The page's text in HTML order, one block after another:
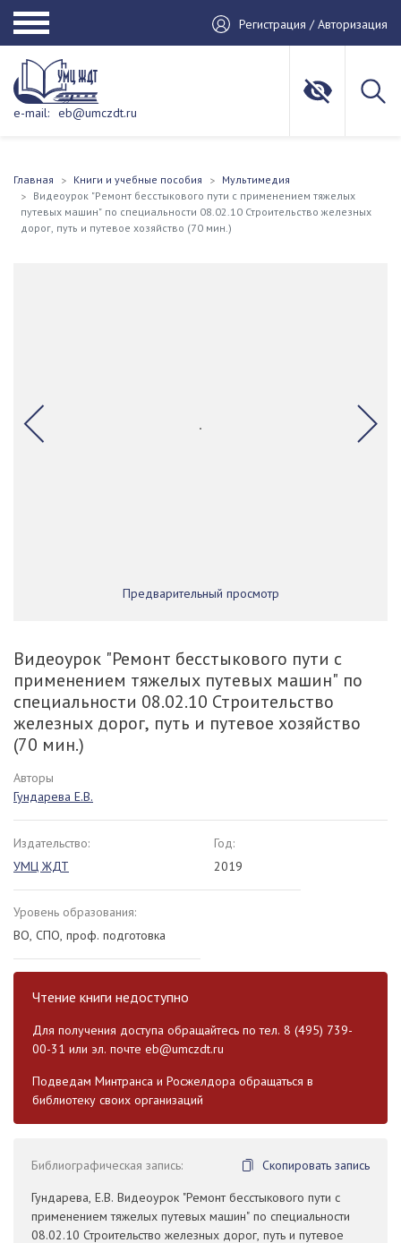
Регистрация / Авторизация
e-mail: eb@umczdt.ru
Главная Книги и учебные пособия
Мультимедия
Видеоурок "Ремонт бесстыкового пути с применением тяжелых
путевых машин" по специальности 08.02.10 Строительство железных
дорог, путь и путевое хозяйство (70 мин.)
Предварительный просмотр
Видеоурок "Ремонт бесстыкового пути с
применением тяжелых путевых машин" по
специальности 08.02.10 Строительство
железных дорог, путь и путевое хозяйство
(70 мин.)
Авторы
Гундарева Е.В.
Издательство:
УМЦ ЖДТ
Год:
2019
Уровень образования:
ВО, СПО, проф. подготовка
Чтение книги недоступно
Для получения доступа обращайтесь по тел. 8 (495) 739-
00-31 или эл. почте eb@umczdt.ru
Подведам Минтранса и Росжелдора обращаться в
библиотеку своих организаций
Библиографическая запись:
Скопировать запись
Гундарева, Е.В. Видеоурок "Ремонт бесстыкового пути с
применением тяжелых путевых машин" по специальности
08.02.10 Строительство железных дорог, путь и путевое